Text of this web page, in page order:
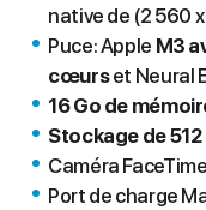
native de (2 560
Puce: Apple M3
cœurset Neural
16 Go de
Stockage de 512
Caméra
Port de charge